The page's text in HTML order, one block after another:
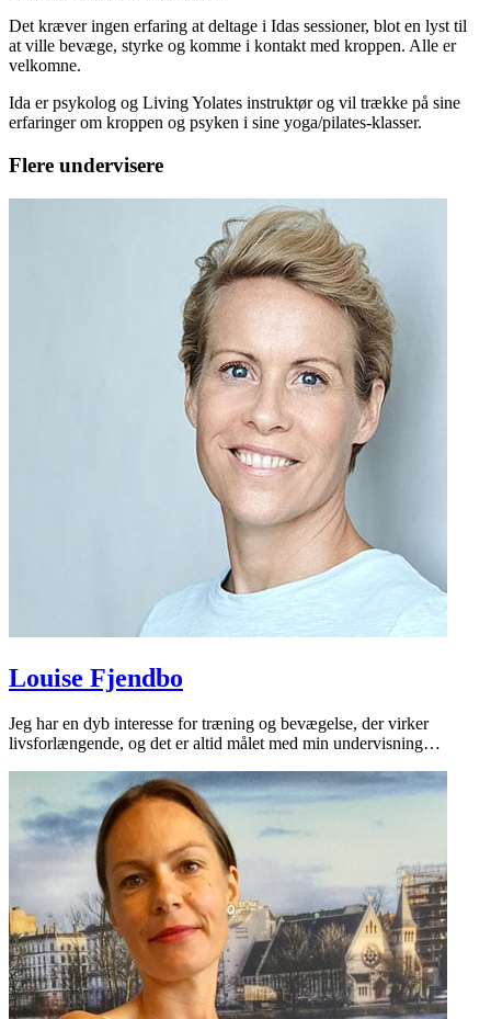
Det kræver ingen erfaring at deltage i Idas sessioner, blot en lyst til
at ville bevæge, styrke og komme i kontakt med kroppen. Alle er
velkomne.
Ida er psykolog og Living Yolates instruktør og vil trække på sine
erfaringer om kroppen og psyken i sine yoga/pilates-klasser.
Flere undervisere
Louise Fjendbo
Jeg har en dyb interesse for træning og bevægelse, der virker
livsforlængende, og det er altid målet med min undervisning…